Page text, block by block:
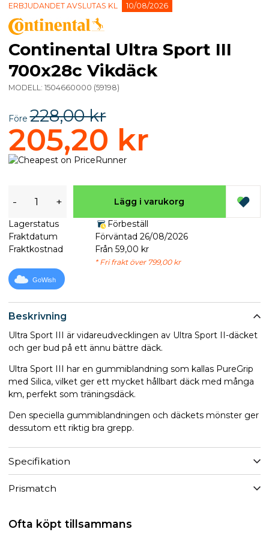
Beskrivning
Ultra Sport III är vidareudvecklingen av Ultra Sport II-däcket
och ger bud på ett ännu bättre däck.
Ultra Sport III har en gummiblandning som kallas PureGrip
med Silica, vilket ger ett mycket hållbart däck med många
km, perfekt som träningsdäck.
Den speciella gummiblandningen och däckets mönster ger
dessutom ett riktig bra grepp.
Specifikation
Prismatch
ERBJUDANDET AVSLUTAS KL 10/08/2026
Continental Ultra Sport III
700x28c Vikdäck
MODELL: 1504660000 (59198)
Före 228,00 kr
205,20 kr
- + Lägg i varukorg
Lagerstatus
Förbeställ
Fraktdatum
Förväntad 26/08/2026
Fraktkostnad
Från 59,00 kr
* Fri frakt över 799,00 kr
GoWish
Ofta köpt tillsammans